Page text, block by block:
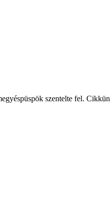
szentelte fel.